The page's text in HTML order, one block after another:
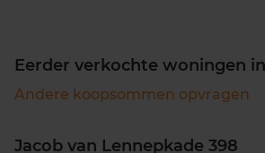
Eerder verkochte woningen
Andere koopsommen opvragen
Jacob van Lennepkade 398